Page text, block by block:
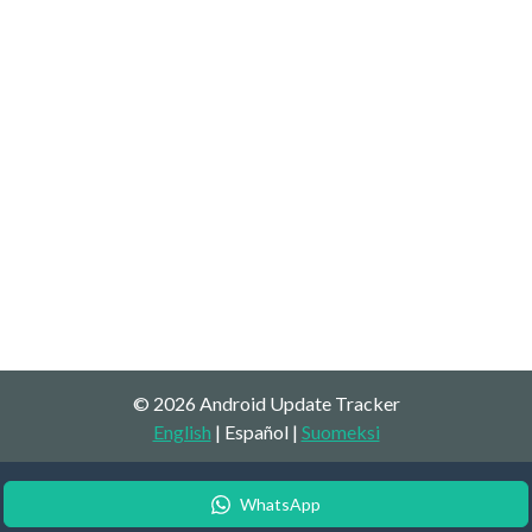
© 2026 Android Update Tracker
English | Español | Suomeksi
WhatsApp